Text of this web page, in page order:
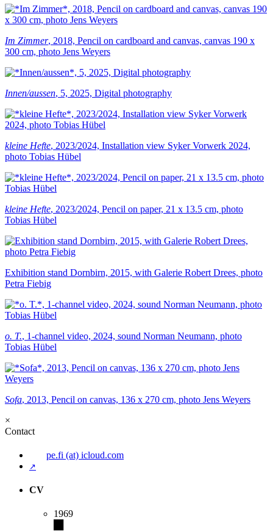
Im Zimmer, 2018, Pencil on cardboard and canvas, canvas 190 x
300 cm, photo Jens Weyers
Innen/aussen, 5, 2025, Digital photography
kleine Hefte, 2023/2024, Installation view Syker Vorwerk 2024,
photo Tobias Hübel
kleine Hefte, 2023/2024, Pencil on paper, 21 x 13.5 cm, photo
Tobias Hübel
Exhibition stand Dornbirn, 2015, with Galerie Robert Drees, photo
Petra Fiebig
o. T., 1-channel video, 2024, sound Norman Neumann, photo
Tobias Hübel
Sofa, 2013, Pencil on canvas, 136 x 270 cm, photo Jens Weyers
×
Contact
pe.fi (at) icloud.com
↗
CV
1969